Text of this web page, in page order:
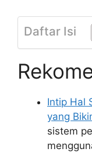
Daftar Isi
Intip Hal
yang
sistem